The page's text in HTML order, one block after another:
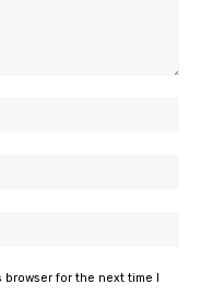
browser for the next time I